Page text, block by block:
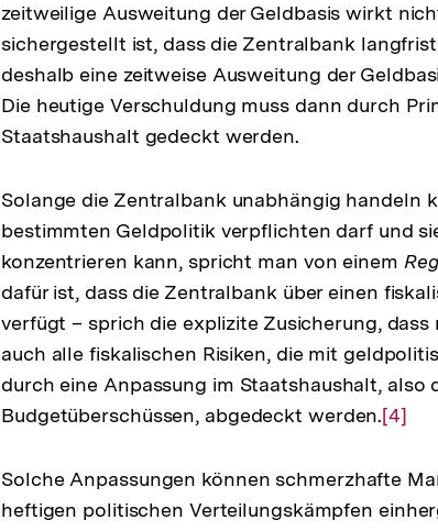
zeitweilige Ausweitung der Geldbasis wirkt
sichergestellt ist, dass die Zentralbank
deshalb eine zeitweise Ausweitung der
Die heutige Verschuldung muss dann durch
Staatshaushalt gedeckt werden.
Solange die Zentralbank unabhängig handeln
bestimmten Geldpolitik verpflichten darf und
konzentrieren kann, spricht man von einem
dafür ist, dass die Zentralbank über einen
verfügt – sprich die explizite Zusicherung,
auch alle fiskalischen Risiken, die mit
durch eine Anpassung im Staatshaushalt,
Budgetüberschüssen, abgedeckt werden.Zur
der
[4]
Solche Anpassungen können schmerzhafte
heftigen politischen Verteilungskämpfen